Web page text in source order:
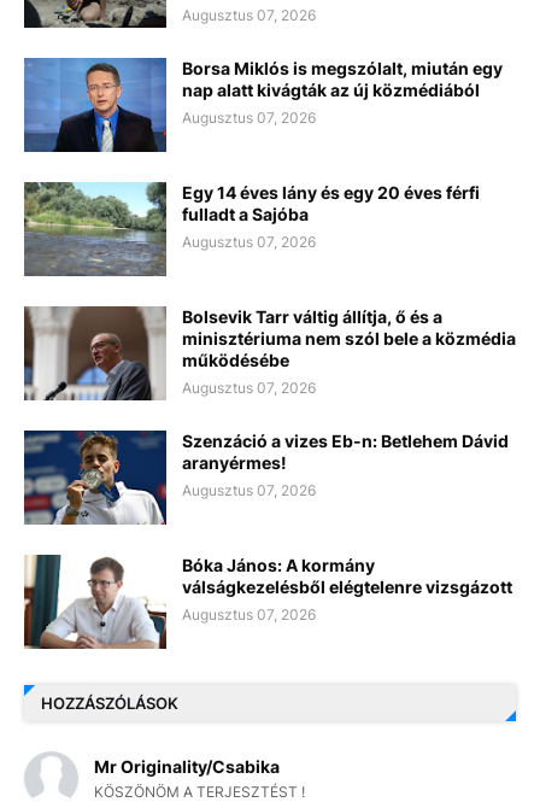
Augusztus 07, 2026
Borsa Miklós is megszólalt, miután egy
nap alatt kivágták az új közmédiából
Augusztus 07, 2026
Egy 14 éves lány és egy 20 éves férfi
fulladt a Sajóba
Augusztus 07, 2026
Bolsevik Tarr váltig állítja, ő és a
minisztériuma nem szól bele a közmédia
működésébe
Augusztus 07, 2026
Szenzáció a vizes Eb-n: Betlehem Dávid
aranyérmes!
Augusztus 07, 2026
Bóka János: A kormány
válságkezelésből elégtelenre vizsgázott
Augusztus 07, 2026
HOZZÁSZÓLÁSOK
Mr Originality/Csabika
KÖSZÖNÖM A TERJESZTÉST !